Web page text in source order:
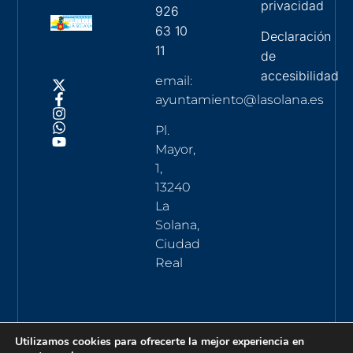
926
63 10
11
email:
ayuntamiento@lasolana.es
Pl.
Mayor,
1,
13240
La
Solana,
Ciudad
Real
privacidad
Declaración
de
accesibilidad
Utilizamos cookies para ofrecerte la mejor experiencia en